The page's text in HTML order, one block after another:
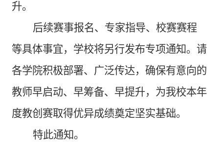
升。
后续赛事报名、专家指导、校赛赛程
等具体事宜，学校将另行发布专项通知。请
各学院积极部署、广泛传达，确保有意向的
教师早启动、早筹备、早提升，为我校本年
度教创赛取得优异成绩奠定坚实基础。
特此通知。